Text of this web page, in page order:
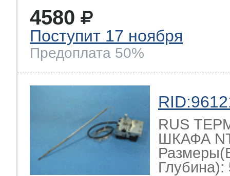
4580
Поступит 17 ноября
Предоплата 50%
RUS
ШКАФА
Глубина):